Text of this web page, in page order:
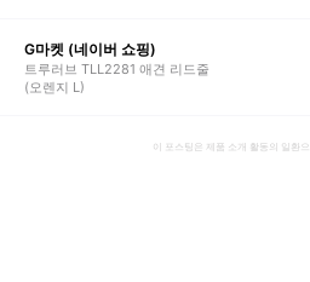
G마켓 (네이버 쇼핑)
트루러브 TLL2281 애견 리드줄
(오렌지 L)
이 포스팅은 제품 소개 활동의 일환